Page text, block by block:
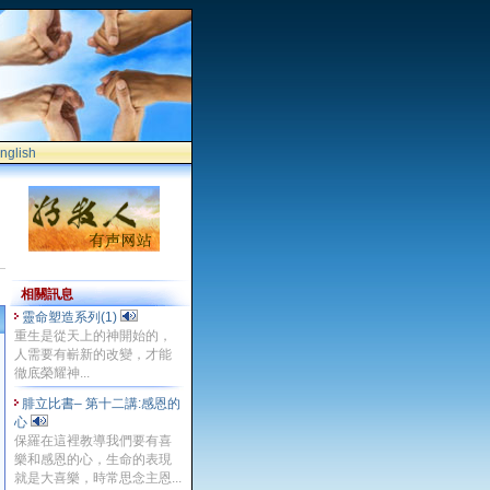
相關訊息
靈命塑造系列(1)
重生是從天上的神開始的，
人需要有嶄新的改變，才能
徹底榮耀神...
腓立比書– 第十二講:感恩的
心
保羅在這裡教導我們要有喜
樂和感恩的心，生命的表現
就是大喜樂，時常思念主恩...